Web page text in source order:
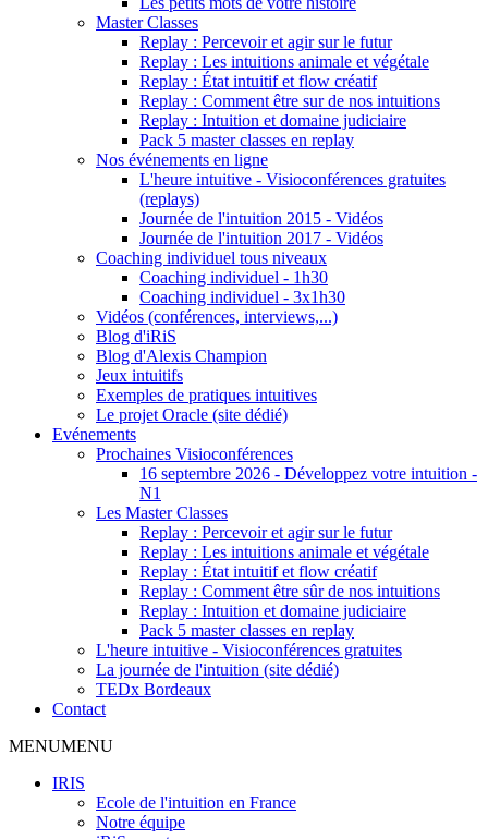
Master Classes
Replay : Percevoir et agir sur le futur
Replay : Les intuitions animale et végétale
Replay : État intuitif et flow créatif
Replay : Comment être sur de nos intuitions
Replay : Intuition et domaine judiciaire
Pack 5 master classes en replay
Nos événements en ligne
L'heure intuitive - Visioconférences gratuites
(replays)
Journée de l'intuition 2015 - Vidéos
Journée de l'intuition 2017 - Vidéos
Coaching individuel tous niveaux
Coaching individuel - 1h30
Coaching individuel - 3x1h30
Vidéos (conférences, interviews,...)
Blog d'iRiS
Blog d'Alexis Champion
Jeux intuitifs
Exemples de pratiques intuitives
Le projet Oracle (site dédié)
Evénements
Prochaines Visioconférences
16 septembre 2026 - Développez votre intuition -
N1
Les Master Classes
Replay : Percevoir et agir sur le futur
Replay : Les intuitions animale et végétale
Replay : État intuitif et flow créatif
Replay : Comment être sûr de nos intuitions
Replay : Intuition et domaine judiciaire
Pack 5 master classes en replay
L'heure intuitive - Visioconférences gratuites
La journée de l'intuition (site dédié)
TEDx Bordeaux
Contact
MENUMENU
IRIS
Ecole de l'intuition en France
Notre équipe